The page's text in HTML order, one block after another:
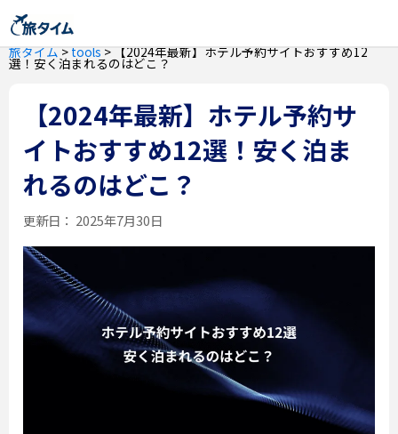
旅タイム>tools>【2024年最新】ホテル予約サイトおすすめ12
選！安く泊まれるのはどこ？
【2024年最新】ホテル予約サ
イトおすすめ12選！安く泊ま
れるのはどこ？
更新日： 2025年7月30日